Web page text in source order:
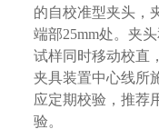
的自校准型夹头，
端部25mm处。夹
试样同时移动校直
夹具装置中心线所
应定期校验，推荐
验。